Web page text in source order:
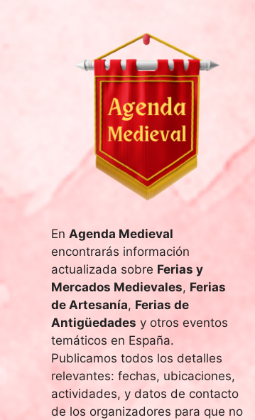
En Agenda Medieval
encontrarás información
actualizada sobre Ferias y
Mercados Medievales, Ferias
de Artesanía, Ferias de
Antigüedades y otros eventos
temáticos en España.
Publicamos todos los detalles
relevantes: fechas, ubicaciones,
actividades, y datos de contacto
de los organizadores para que no